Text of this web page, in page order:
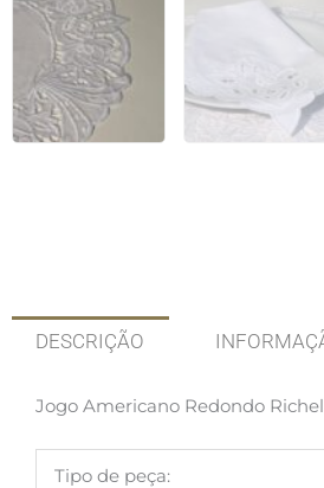
DESCRIÇÃO
Jogo Americano Redondo
Tipo de peça: